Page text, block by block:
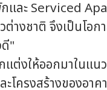
และ Serviced
างชาติ จึงเป็นโอ
"
งให้ออกมาในแ
ครงสร้างของอาค